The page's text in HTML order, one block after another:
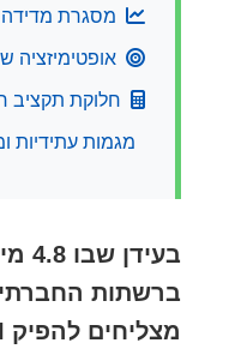
מסגרת
אופטימיזציה
חלוקת תקציב
מגמות עתידיות
ברשתות